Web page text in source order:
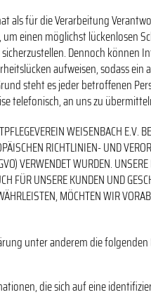
als für die Verarbeitung
einen möglichst lückenlosen
Dennoch können
aufweisen, sodass ein
steht es jeder betroffenen
telefonisch, an uns zu
WEISENBACH E.V.
RICHTLINIEN- UND
VERWENDET WURDEN.
FÜR UNSERE KUNDEN UND
MÖCHTEN WIR
unter anderem die folgenden
die sich auf eine